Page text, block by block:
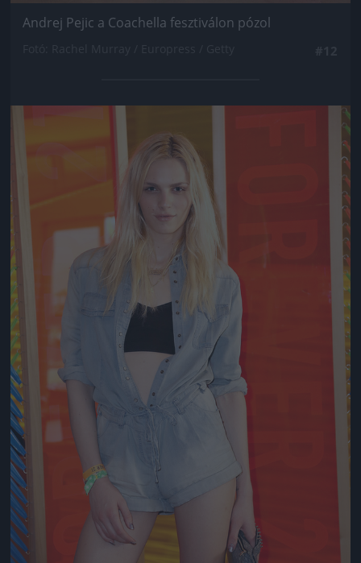
Andrej Pejic a Coachella fesztiválon pózol
Jön még kép!